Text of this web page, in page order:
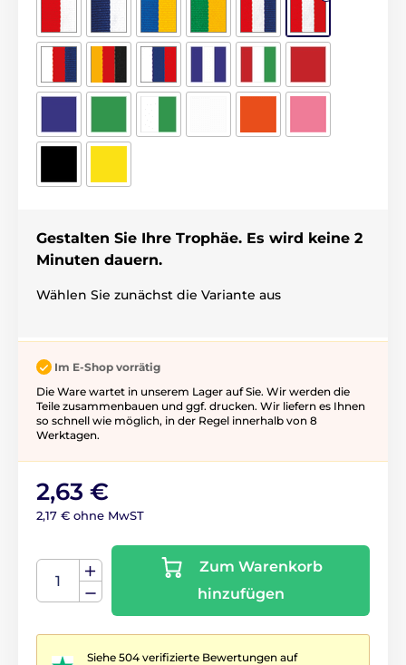
Gestalten Sie Ihre Trophäe. Es wird keine 2
Minuten dauern.
Wählen Sie zunächst die Variante aus
Im E-Shop vorrätig
Die Ware wartet in unserem Lager auf Sie. Wir werden die
Teile zusammenbauen und ggf. drucken. Wir liefern es Ihnen
so schnell wie möglich, in der Regel innerhalb von 8
Werktagen.
2,63 €
2,17 € ohne MwST
Zum Warenkorb
hinzufügen
Siehe 504 verifizierte Bewertungen auf